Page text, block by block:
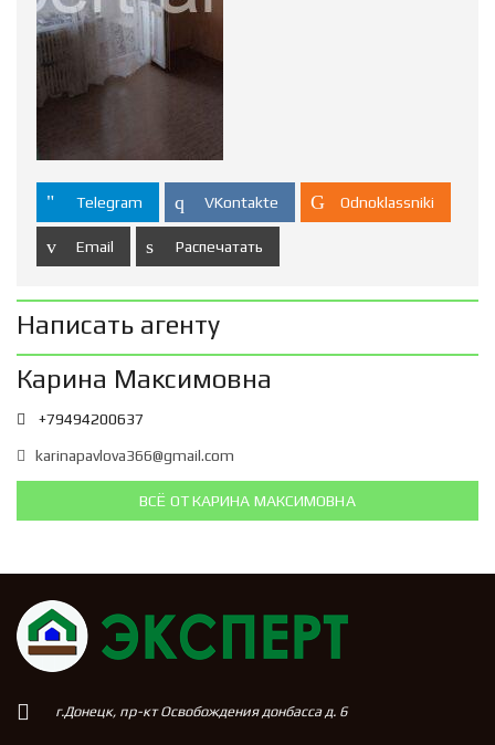
Telegram VKontakte Odnoklassniki
Email Распечатать
Написать агенту
Карина Максимовна
+79494200637
karinapavlova366@gmail.com
ВСЁ ОТ КАРИНА МАКСИМОВНА
г.Донецк, пр-кт Освобождения донбасса д. 6